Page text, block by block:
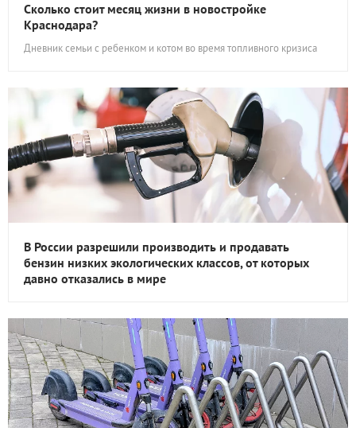
Сколько стоит месяц жизни в новостройке
Краснодара?
Дневник семьи с ребенком и котом во время топливного кризиса
В России разрешили производить и продавать
бензин низких экологических классов, от которых
давно отказались в мире